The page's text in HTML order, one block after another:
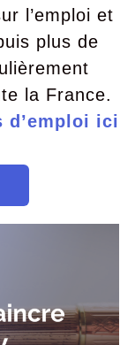
l’emploi et
plus de
la France.
d’emploi ici